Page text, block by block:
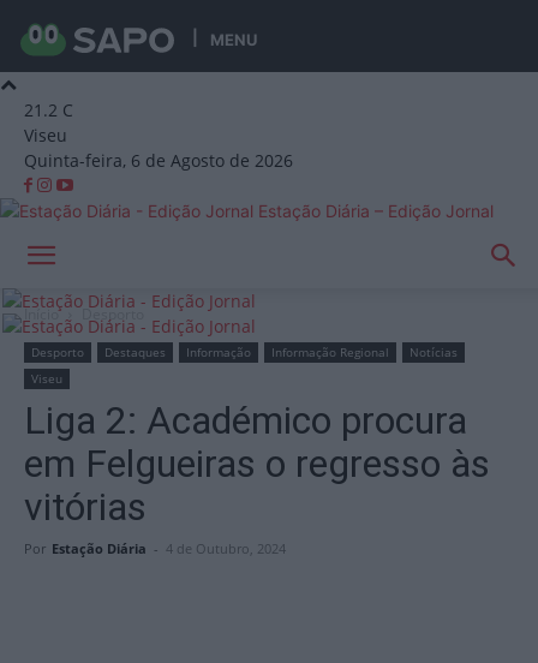
MENU
21.2 C
Viseu
Quinta-feira, 6 de Agosto de 2026
Estação Diária – Edição Jornal
Início Desporto
Desporto Destaques Informação Informação Regional
Notícias
Viseu
Liga 2: Académico procura
em Felgueiras o regresso às
vitórias
Por Estação Diária - 4 de Outubro, 2024